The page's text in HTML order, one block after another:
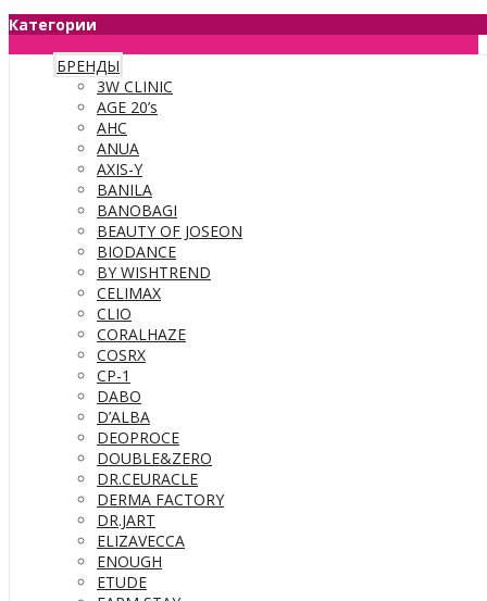
Категории
БРЕНДЫ
3W CLINIC
AGE 20’s
AHC
ANUA
AXIS-Y
BANILA
BANOBAGI
BEAUTY OF JOSEON
BIODANCE
BY WISHTREND
CELIMAX
CLIO
CORALHAZE
COSRX
CP-1
DABO
D’ALBA
DEOPROCE
DOUBLE&ZERO
DR.CEURACLE
DERMA FACTORY
DR.JART
ELIZAVECCA
ENOUGH
ETUDE